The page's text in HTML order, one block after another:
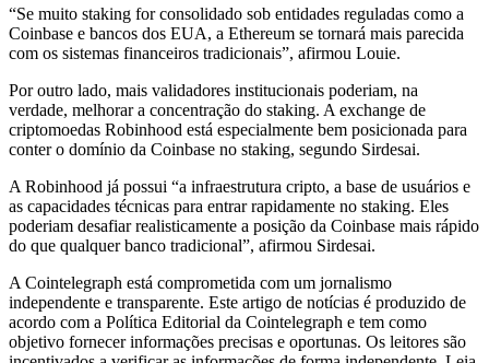
“Se muito staking for consolidado sob entidades reguladas como a
Coinbase e bancos dos EUA, a Ethereum se tornará mais parecida
com os sistemas financeiros tradicionais”, afirmou Louie.
Por outro lado, mais validadores institucionais poderiam, na
verdade, melhorar a concentração do staking. A exchange de
criptomoedas Robinhood está especialmente bem posicionada para
conter o domínio da Coinbase no staking, segundo Sirdesai.
A Robinhood já possui “a infraestrutura cripto, a base de usuários e
as capacidades técnicas para entrar rapidamente no staking. Eles
poderiam desafiar realisticamente a posição da Coinbase mais rápido
do que qualquer banco tradicional”, afirmou Sirdesai.
A Cointelegraph está comprometida com um jornalismo
independente e transparente. Este artigo de notícias é produzido de
acordo com a Política Editorial da Cointelegraph e tem como
objetivo fornecer informações precisas e oportunas. Os leitores são